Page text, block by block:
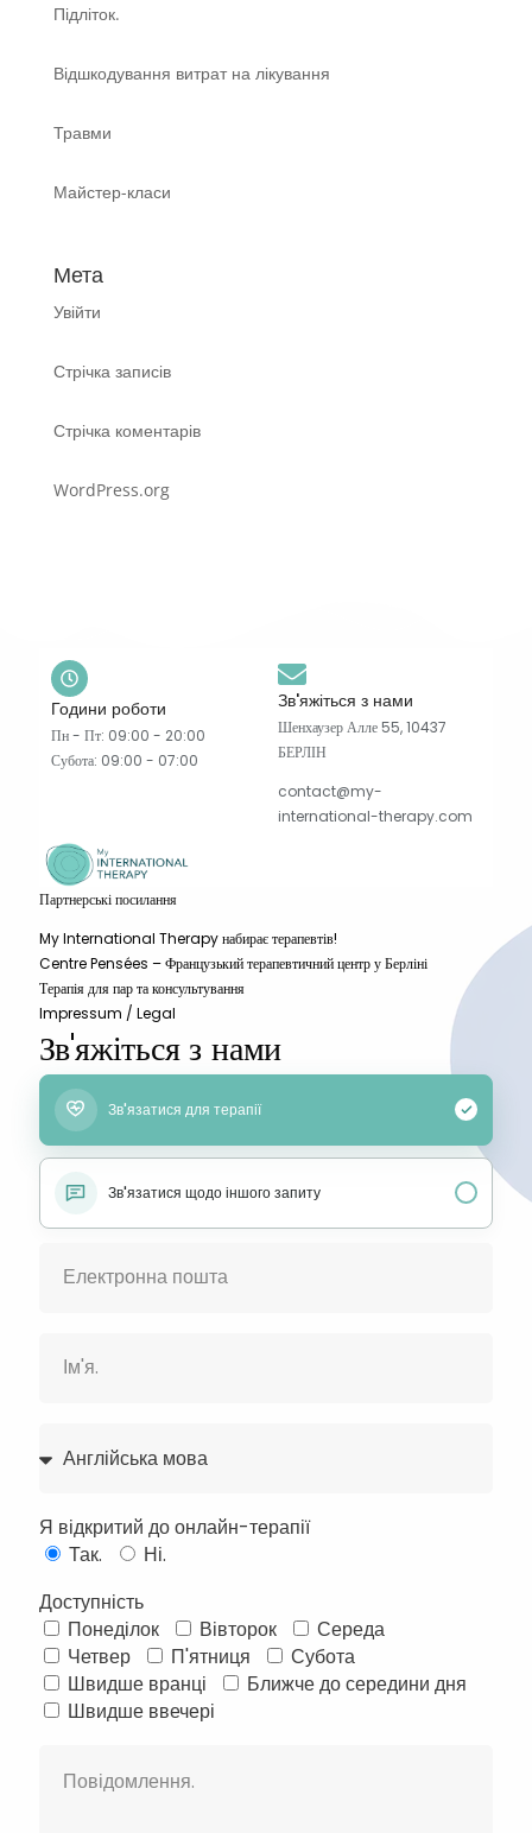
Підліток.
Відшкодування витрат на лікування
Травми
Майстер-класи
Мета
Увійти
Стрічка записів
Стрічка коментарів
WordPress.org
Години роботи
Пн - Пт: 09:00 - 20:00
Субота: 09:00 - 07:00
Зв'яжіться з нами
Шенхаузер Алле 55, 10437
БЕРЛІН
contact@my-
international-therapy.com
Партнерські посилання
My International Therapy набирає терапевтів!
Centre Pensées – Французький терапевтичний центр у Берліні
Терапія для пар та консультування
Impressum / Legal
Зв'яжіться з нами
Зв'язатися для терапії
Зв'язатися щодо іншого запиту
Я відкритий до онлайн-терапії
Так.
Ні.
Доступність
Понеділок
Вівторок
Середа
Четвер
П'ятниця
Субота
Швидше вранці
Ближче до середини дня
Швидше ввечері
Deutsch
Français